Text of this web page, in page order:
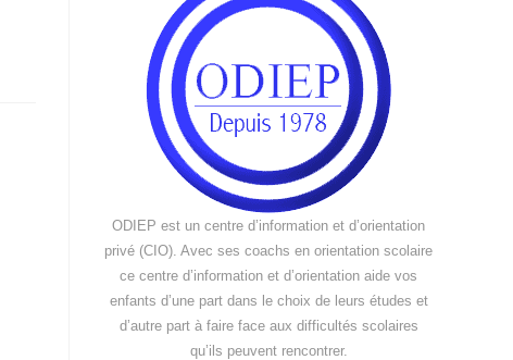
ODIEP est un centre d’information et d’orientation
privé (CIO). Avec ses coachs en orientation scolaire
ce centre d’information et d’orientation aide vos
enfants d’une part dans le choix de leurs études et
d’autre part à faire face aux difficultés scolaires
qu’ils peuvent rencontrer.